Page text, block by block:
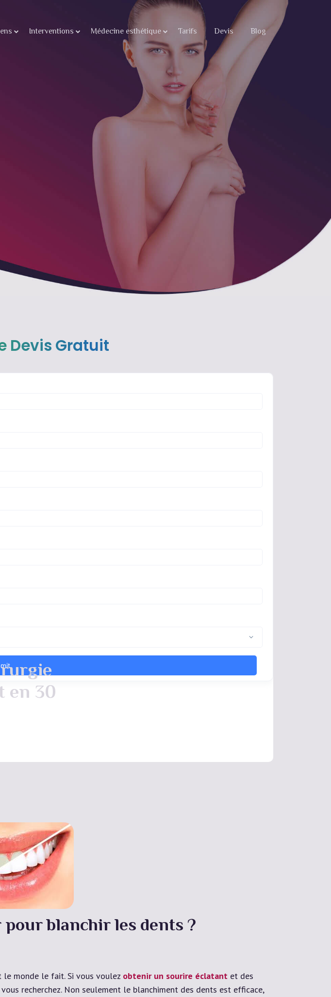
Interventions Médecine esthétique Tarifs Devis Blog
en 30
Devis Gratuit
blanchir les dents ?
le monde le fait. Si vous voulez obtenir un sourire éclatant et des
recherchez. Non seulement le blanchiment des dents est efficace,